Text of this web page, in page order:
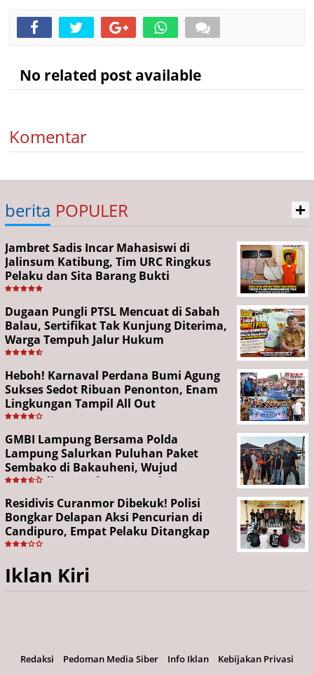
No related post available
Komentar
berita POPULER +
Jambret Sadis Incar Mahasiswi di
Jalinsum Katibung, Tim URC Ringkus
Pelaku dan Sita Barang Bukti
Dugaan Pungli PTSL Mencuat di Sabah
Balau, Sertifikat Tak Kunjung Diterima,
Warga Tempuh Jalur Hukum
Heboh! Karnaval Perdana Bumi Agung
Sukses Sedot Ribuan Penonton, Enam
Lingkungan Tampil All Out
GMBI Lampung Bersama Polda
Lampung Salurkan Puluhan Paket
Sembako di Bakauheni, Wujud
Kepedulian Sambut HUT RI ke-81
Residivis Curanmor Dibekuk! Polisi
Bongkar Delapan Aksi Pencurian di
Candipuro, Empat Pelaku Ditangkap
Iklan Kiri
Redaksi Pedoman Media Siber Info Iklan
Kebijakan Privasi